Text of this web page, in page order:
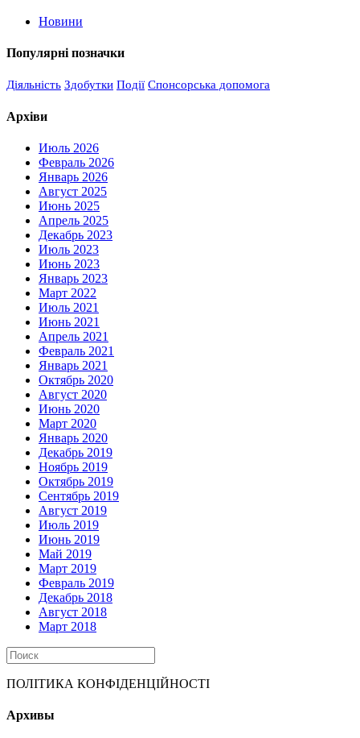
Новини
Популярні позначки
Діяльність Здобутки Події Спонсорська допомога
Архіви
Июль 2026
Февраль 2026
Январь 2026
Август 2025
Июнь 2025
Апрель 2025
Декабрь 2023
Июль 2023
Июнь 2023
Январь 2023
Март 2022
Июль 2021
Июнь 2021
Апрель 2021
Февраль 2021
Январь 2021
Октябрь 2020
Август 2020
Июнь 2020
Март 2020
Январь 2020
Декабрь 2019
Ноябрь 2019
Октябрь 2019
Сентябрь 2019
Август 2019
Июль 2019
Июнь 2019
Май 2019
Март 2019
Февраль 2019
Декабрь 2018
Август 2018
Март 2018
ПОЛІТИКА КОНФІДЕНЦІЙНОСТІ
Архивы